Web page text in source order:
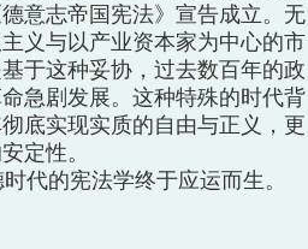
意志帝国宪法》宣告成立。无
义与以产业资本家为中心的市
于这种妥协，过去数百年的政
急剧发展。这种特殊的时代背
底实现实质的自由与正义，更
定性。
代的宪法学终于应运而生。